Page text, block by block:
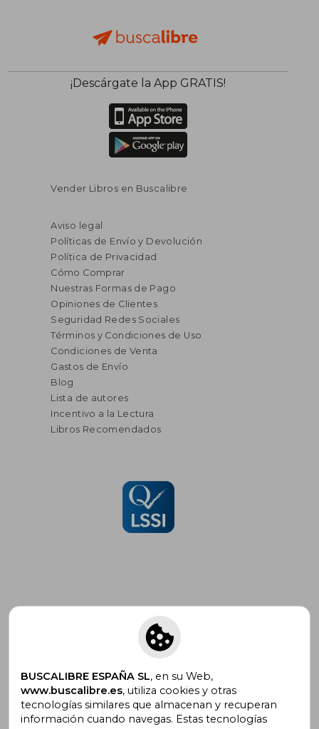
¡Descárgate la App GRATIS!
Vender Libros en Buscalibre
Aviso legal
Políticas de Envío y Devolución
Política de Privacidad
Cómo Comprar
Nuestras Formas de Pago
Opiniones de Clientes
Seguridad Redes Sociales
Términos y Condiciones de Uso
Condiciones de Venta
Gastos de Envío
Blog
Lista de autores
Incentivo a la Lectura
Libros Recomendados
Suscríbete para recibir ofertas y
promociones
¿Necesitas ayuda?
BUSCALIBRE ESPAÑA SL, en su Web,
www.buscalibre.es, utiliza cookies y otras
tecnologías similares que almacenan y recuperan
información cuando navegas. Estas tecnologías